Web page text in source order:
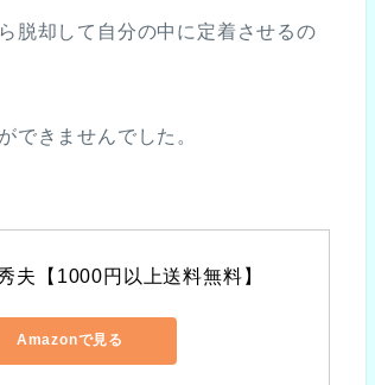
脱却して自分の中に定着させるの
できませんでした。
夫【1000円以上送料無料】
Amazonで見る